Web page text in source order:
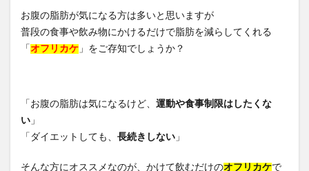
お腹の脂肪が気になる方は多いと思いますが
普段の食事や飲み物にかけるだけで脂肪を減らしてくれる
「 オフリカケ 」をご存知でしょうか？
「お腹の脂肪は気になるけど、 運動や食事制限はしたくな
い 」
「ダイエットしても、 長続きしない 」
そんな方にオススメなのが、かけて飲むだけのオフリカケで